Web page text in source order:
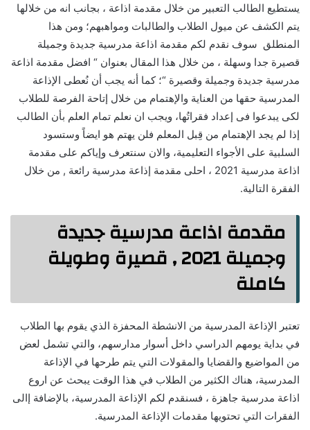
يستطيع الطالب التعبير من خلال مقدمة اذاعة ، بجانب انه من خلالها
يتم الكشف عن ميول الطلاب والطالبات ومواهبهم؛ ومن هذا
المنطلق سوف نقدم لكم مقدمة اذاعة مدرسية جديدة وجميلة
قصيرة جدا وسهلة ، من خلال هذا المقال بعنوان “ افضل مقدمة اذاعة
مدرسية جديدة وجميلة وقصيرة “؛ كما أنه يجب أن نُعطى الإذاعة
المدرسية حقها من العناية والإهتمام من خلال إتاحة الفرصة للطلاب
لكى يبدعوا فى إعداد فقراتُها، ويجب ان نعلم تمام العلم بأن الطالب
إذا لم يجد الإهتمام من قِبل المعلم فلن يهتم هو ايضاً وستسود
السلبية على الأجواء التعليمية، والان سنتعرف وإياكم على مقدمة
اذاعة مدرسية 2021 ، احلى مقدمة إذاعة مدرسية رائعة , من خلال
الفقرة التالية.
مقدمة اذاعة مدرسية جديدة
وجميلة 2021 , قصيرة وطويلة
كاملة
تعتبر الإذاعة المدرسية من الانشطة المحفزة الذي يقوم بها الطلاب
في بداية يومهم الدراسي داخل أسوار مدارسهم، والتي تشمل لعض
من المواضيع والقضايا والمقولات التي يتم طرحها في الإذاعة
المدرسية، هناك الكثير من الطلاب في هذا الوقت يبحث عن اروع
اذاعة مدرسية جاهزة ، فسنقدم لكم الإذاعة المدرسية، بالإضافة إالى
الفقرات التي تحتويها مقدمات الإذاعة المدرسية.